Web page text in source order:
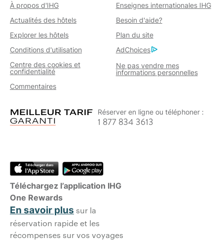
À propos d'IHG
Enseignes internationales IHG
Actualités des hôtels
Besoin d'aide?
Explorer les hôtels
Plan du site
Conditions d'utilisation
AdChoices
Centre des cookies et
confidentialité
Ne pas vendre mes
informations personnelles
Commentaires
Réserver en ligne ou téléphoner :
1 877 834 3613
Téléchargez l’application IHG
One Rewards
En savoir plus sur la
réservation rapide et les
récompenses sur vos voyages